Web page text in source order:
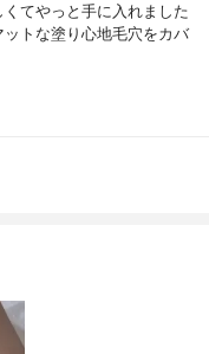
てやっと手に入れました
ットな塗り心地毛穴をカバ